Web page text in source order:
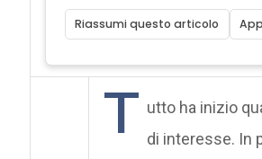
Riassumi questo articolo
T utto ha inizio
di interesse. In